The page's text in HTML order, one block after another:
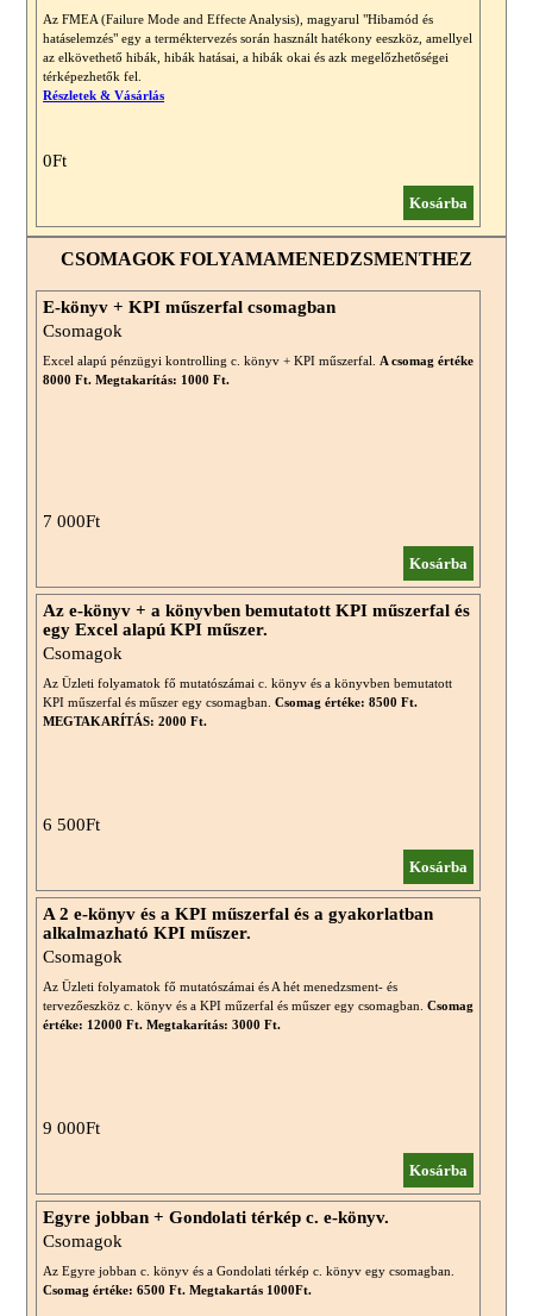
Az FMEA (Failure Mode and Effecte Analysis), magyarul "Hibamód és
hatáselemzés" egy a terméktervezés során használt hatékony eeszköz, amellyel
az elkövethető hibák, hibák hatásai, a hibák okai és azk megelőzhetőségei
térképezhetők fel.
Részletek & Vásárlás
0Ft
Kosárba
CSOMAGOK FOLYAMAMENEDZSMENTHEZ
E-könyv + KPI műszerfal csomagban
Csomagok
Excel alapú pénzügyi kontrolling c. könyv + KPI műszerfal. A csomag értéke
8000 Ft. Megtakarítás: 1000 Ft.
7 000Ft
Kosárba
Az e-könyv + a könyvben bemutatott KPI műszerfal és
egy Excel alapú KPI műszer.
Csomagok
Az Üzleti folyamatok fő mutatószámai c. könyv és a könyvben bemutatott
KPI műszerfal és műszer egy csomagban.Csomag értéke: 8500 Ft.
MEGTAKARÍTÁS: 2000 Ft.
6 500Ft
Kosárba
A 2 e-könyv és a KPI műszerfal és a gyakorlatban
alkalmazható KPI műszer.
Csomagok
Az Üzleti folyamatok fő mutatószámai és A hét menedzsment- és
tervezőeszköz c. könyv és a KPI műzerfal és műszer egy csomagban.Csomag
értéke: 12000 Ft. Megtakarítás: 3000 Ft.
9 000Ft
Kosárba
Egyre jobban + Gondolati térkép c. e-könyv.
Csomagok
Az Egyre jobban c. könyv és a Gondolati térkép c. könyv egy csomagban.
Csomag értéke: 6500 Ft. Megtakartás 1000Ft.